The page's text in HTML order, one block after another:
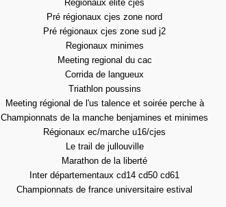
Regionaux elite cjes
Pré régionaux cjes zone nord
Pré régionaux cjes zone sud j2
Regionaux minimes
Meeting regional du cac
Corrida de langueux
Triathlon poussins
Meeting régional de l'us talence et soirée perche à
Championnats de la manche benjamines et minimes
Régionaux ec/marche u16/cjes
Le trail de jullouville
Marathon de la liberté
Inter départementaux cd14 cd50 cd61
Championnats de france universitaire estival